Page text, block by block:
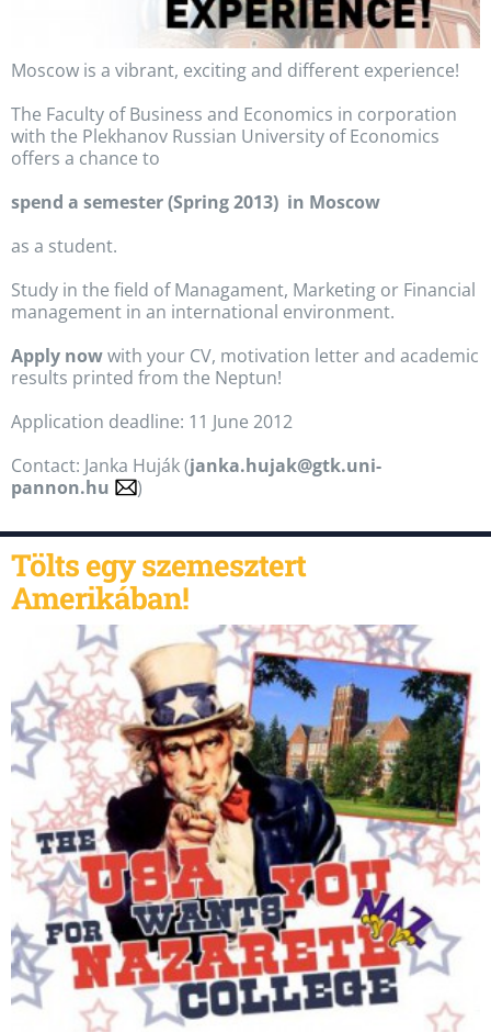
Moscow is a vibrant, exciting and different experience!
The Faculty of Business and Economics in corporation
with the Plekhanov Russian University of Economics
offers a chance to
spend a semester (Spring 2013) in Moscow
as a student.
Study in the field of Managament, Marketing or Financial
management in an international environment.
Apply nowwith your CV, motivation letter and academic
results printed from the Neptun!
Application deadline: 11 June 2012
Contact: Janka Huják (janka.hujak@gtk.uni-
pannon.hu
)
Tölts egy szemesztert
Amerikában!